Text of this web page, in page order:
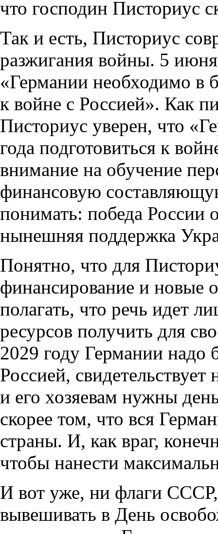
что господин Писториус
Так и есть, Писториус
разжигания войны. 5
«Германии необходимо в
к войне с Россией». Как
Писториус уверен, что
года подготовиться к
внимание на обучение
финансовую
понимать: победа
нынешняя поддержка
Понятно, что для
финансирование и новые
полагать, что речь идет
ресурсов получить для
2029 году Германии надо
Россией,
и его хозяевам нужны
скорее том, что вся
страны. И, как враг,
чтобы нанести
И вот уже, ни флаги
вывешивать в День